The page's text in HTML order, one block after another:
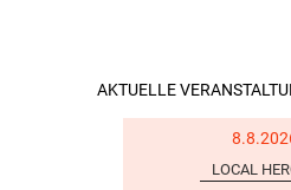
AKTUELLE
LOCAL